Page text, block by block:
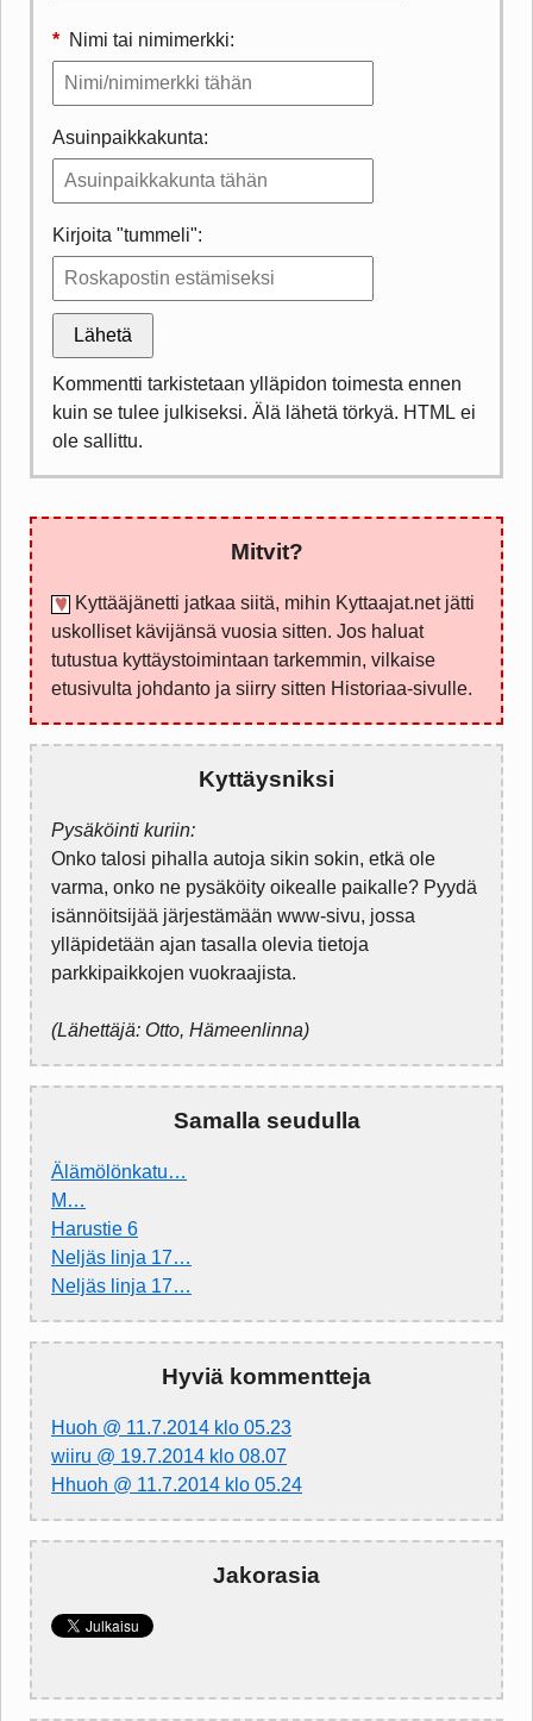
* Nimi tai nimimerkki:
Asuinpaikkakunta:
Kirjoita "tummeli":
Lähetä
Kommentti tarkistetaan ylläpidon toimesta ennen
kuin se tulee julkiseksi. Älä lähetä törkyä. HTML ei
ole sallittu.
Mitvit?
Kyttääjänetti jatkaa siitä, mihin Kyttaajat.net jätti
uskolliset kävijänsä vuosia sitten. Jos haluat
tutustua kyttäystoimintaan tarkemmin, vilkaise
etusivulta johdanto ja siirry sitten Historiaa-sivulle.
Kyttäysniksi
Pysäköinti kuriin:
Onko talosi pihalla autoja sikin sokin, etkä ole
varma, onko ne pysäköity oikealle paikalle? Pyydä
isännöitsijää järjestämään www-sivu, jossa
ylläpidetään ajan tasalla olevia tietoja
parkkipaikkojen vuokraajista.
(Lähettäjä: Otto, Hämeenlinna)
Samalla seudulla
Älämölönkatu…
M…
Harustie 6
Neljäs linja 17…
Neljäs linja 17…
Hyviä kommentteja
Huoh @ 11.7.2014 klo 05.23
wiiru @ 19.7.2014 klo 08.07
Hhuoh @ 11.7.2014 klo 05.24
Jakorasia